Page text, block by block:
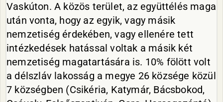
Vaskúton. A közös terület, az együttélés maga
után vonta, hogy az egyik, vagy másik
nemzetiség érdekében, vagy ellenére tett
intézkedések hatással voltak a másik két
nemzetiség magatartására is. 10% fölött volt
a délszláv lakosság a megye 26 községe közül
7 községben (Csikéria, Katymár, Bácsbokod,